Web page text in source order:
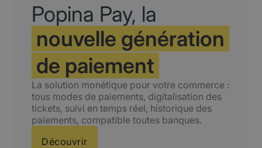
Popina Pay, la
nouvelle génération
de paiement
La solution monétique pour votre commerce :
tous modes de paiements, digitalisation des
tickets, suivi en temps réel, historique des
paiements, compatible toutes banques.
Découvrir